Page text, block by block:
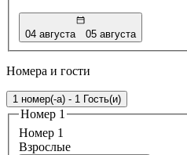
04 августа 05 августа
Номера и гости
1 номер(-а) - 1 Гость(и)
Номер 1
Номер 1
Bзрослые